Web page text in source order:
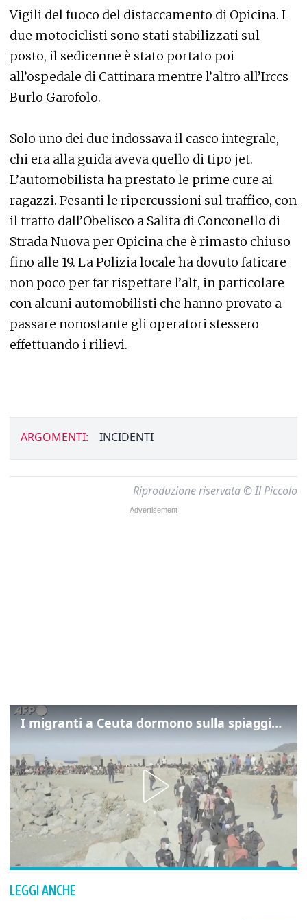
Vigili del fuoco del distaccamento di Opicina. I
due motociclisti sono stati stabilizzati sul
posto, il sedicenne è stato portato poi
all’ospedale di Cattinara mentre l’altro all’Irccs
Burlo Garofolo.
Solo uno dei due indossava il casco integrale,
chi era alla guida aveva quello di tipo jet.
L’automobilista ha prestato le prime cure ai
ragazzi. Pesanti le ripercussioni sul traffico, con
il tratto dall’Obelisco a Salita di Conconello di
Strada Nuova per Opicina che è rimasto chiuso
fino alle 19. La Polizia locale ha dovuto faticare
non poco per far rispettare l’alt, in particolare
con alcuni automobilisti che hanno provato a
passare nonostante gli operatori stessero
effettuando i rilievi.
ARGOMENTI: INCIDENTI
Riproduzione riservata © Il Piccolo
I migranti a Ceuta dormono sulla spiaggia: "Vogliamo entrare in Europa"
LEGGI ANCHE